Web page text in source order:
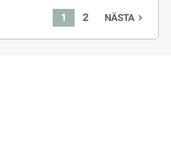
1 2 NÄSTA navigate_next